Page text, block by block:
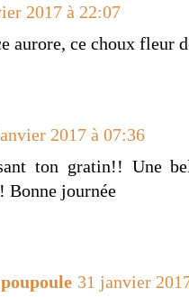
2017 à 22:07
aurore, ce choux fleur
2017 à 07:36
ton gratin!! Une
Bonne journée
31 janvier